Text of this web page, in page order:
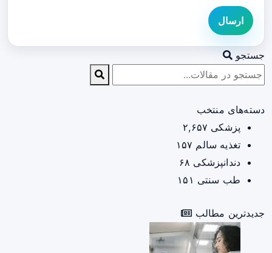
ارسال
جستجو
دسته‌های منتخب
پزشکی ۲,۶۵۷
تغذیه سالم ۱۵۷
دندانپزشکی ۶۸
طب سنتی ۱۵۱
جدیدترین مطالب